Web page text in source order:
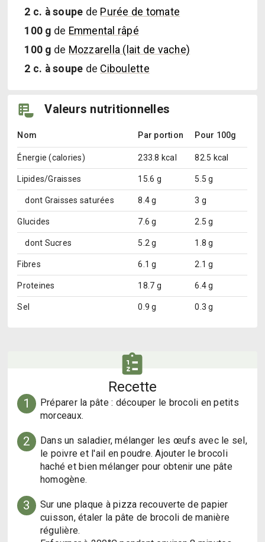
2 c. à soupe de Purée de tomate
100 g de Emmental râpé
100 g de Mozzarella (lait de vache)
2 c. à soupe de Ciboulette
Valeurs nutritionnelles
Nom Par portion Pour 100g
Énergie (calories) 233.8 kcal 82.5 kcal
Lipides/Graisses 15.6 g 5.5 g
dont Graisses saturées 8.4 g 3 g
Glucides 7.6 g 2.5 g
dont Sucres 5.2 g 1.8 g
Fibres 6.1 g 2.1 g
Proteines 18.7 g 6.4 g
Sel 0.9 g 0.3 g
Recette
1
Préparer la pâte : découper le brocoli en petits
morceaux.
2
Dans un saladier, mélanger les œufs avec le sel,
le poivre et l'ail en poudre. Ajouter le brocoli
haché et bien mélanger pour obtenir une pâte
homogène.
3
Sur une plaque à pizza recouverte de papier
cuisson, étaler la pâte de brocoli de manière
régulière.